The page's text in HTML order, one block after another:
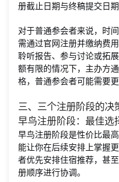
册截止日期与终稿提交日
对于普通参会者来说，时
需通过官网注册并缴纳费
聆听报告、参与讨论或拓
额有限的情况下，主办方
格，普通参会者可能需要
三、三个注册阶段的决
早鸟注册阶段：最佳选
早鸟注册阶段是性价比最
能让你在后续安排上掌握
者优先安排住宿推荐，甚
册顺序进行协调。